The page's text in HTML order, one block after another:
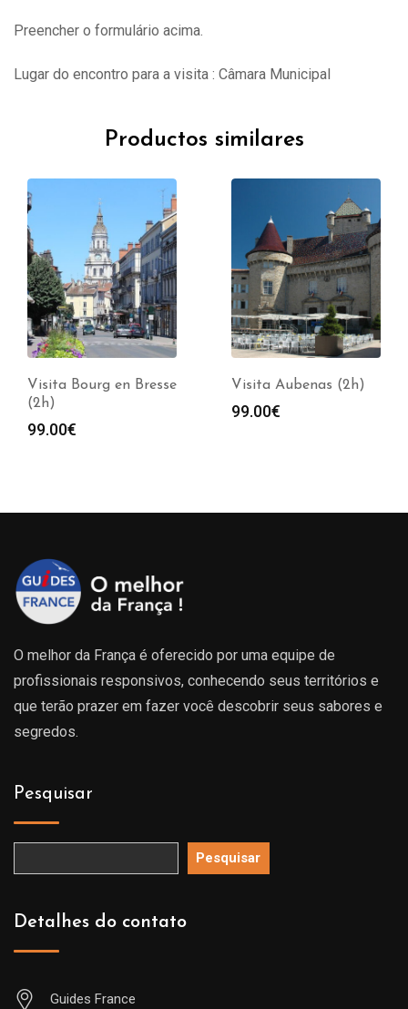
Preencher o formulário acima.
Lugar do encontro para a visita : Câmara Municipal
Productos similares
Visita Bourg en Bresse
(2h)
99.00€
Visita Aubenas (2h)
99.00€
O melhor da França é oferecido por uma equipe de
profissionais responsivos, conhecendo seus territórios e
que terão prazer em fazer você descobrir seus sabores e
segredos.
Pesquisar
Pesquisar
Detalhes do contato
Guides France